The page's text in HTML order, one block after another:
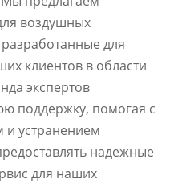
воздушных
для
клиентов в области
экспертов
поддержку, помогая с
и устранением
надежные
для наших